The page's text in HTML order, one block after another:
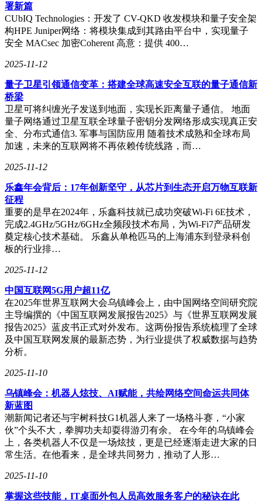
酒器整体以白色搭配明金，高贵典雅，呈现出冰壶的精巧与美
感。壶身以描金刻画冰雪上翩跹的身姿，并采用高端手感漆工
艺，光泽与触感都极致细腻。壶顶镂金菱形纹的设计，可随器
物变化而无限延展，尽显自由与活力;更采用冷珐琅工艺，撷
景泰蓝之色，层次分明而富有立体质感;铭刻缠枝莲纹、宝相
文化与体育精神的融合共振，呈现出观赏性与艺术性的高度统
一，彷如圣洁与优雅的化身。
勇士的荣耀·冰城纪念酒
勇士的荣耀·冰城纪念酒
而酒水方面，冰城纪念酒同样注入匠心，传承酱香经典——精
选十年优质基酒为底，调十五年稀有陈酿为韵，并力邀酱酒酿
造大师谷晨雷亲自操刀，经过多轮次的小批量勾调而成，最终
呈现出的酒水酱香突出，醇香馥郁，口感醇厚，留香悠长。而
其中作为灵魂的十五年陈酿，更是蕴含深意，特以致敬十五年
前的2009年，中国队在女子冰壶世锦赛夺得的首冠。老酒铸
凡纪念意义融于一体，在品质、格局乃至内涵上都实现了由内
而外的谐调统一。
勇士的荣耀·冰城纪念酒
并搭配专属的中式抽拉礼盒，以凸显其稀有价值与高奢定位。
礼盒整体以黛蓝为主色，明金勾勒，奢华感浑然天成;复古狮
头金环，搭配运动流线，赋予多元活力、在礼盒上层陈有5瓶
500ml的冰壶造型酒水，下层则置以亚冬会官方特许的纪念套
章，相得益彰，珍属非凡。
亚冬会套章共计五枚，对应本届哈尔滨亚冬会的核心元素，主
署新篇
CUbIQ Technologies：开发了 CV-QKD 收发模块和量子安全架
构HPE Juniper网络：将模块集成到其路由平台中，实现量子
安全 MACsec 加密Coherent 高意：提供 400…
2025-11-12
量子卫星引领通信变革：搭建全球高速安全互联的量子通信新
桥梁
卫星可将纠缠光子发送到地面，实现长距离量子通信。 地面
量子网络通过卫星互联全球量子密钥分发网络形成实现真正安
全、分布式通信3. 军事与国防应用 随着技术成熟和全球布局
加速，未来的互联网将不再依赖传统线路，而…
2025-11-12
乐鑫年会背后：17年创新坚守，从芯片到生态开启万物互联新
征程
重要的是早在2024年，乐鑫科技就已成功突破Wi-Fi 6E技术，
完成2.4GHz/5GHz/6GHz全频段技术布局，为Wi-Fi7产品研发
奠定核心技术基础。 乐鑫从单枪匹马的上海浦东到登录科创
板的行业排…
2025-11-12
中国互联网5G用户超11亿
在2025年世界互联网大会乌镇峰会上，由中国网络空间研究院
主导编撰的《中国互联网发展报告2025》与《世界互联网发展
报告2025》蓝皮书正式对外发布。这两份报告系统梳理了全球
及中国互联网发展的最新态势，为行业提供了权威数据与趋势
分析。
2025-11-10
乌镇峰会：机器人炫技、AI赋能，共绘网络空间命运共同体
新蓝图
潮新闻记者还与宇树科技G1机器人来了一场格斗赛，“小家
伙”个头不大，拳脚功夫却耍得游刃有余。 在今年的乌镇峰会
上，各类机器人不仅是一场炫技，更是已经逐渐走进大家的日
常生活。在他看来，是全球共同努力，推动了人形…
2025-11-10
掌握这些技能，IT桌面外包人员高效服务客户的秘诀在此